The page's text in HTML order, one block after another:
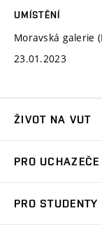
UMÍSTĚNÍ
Moravská galerie
23.01.2023
ŽIVOT NA VUT
Koleje
PRO UCHAZEČE
PRO STUDENTY